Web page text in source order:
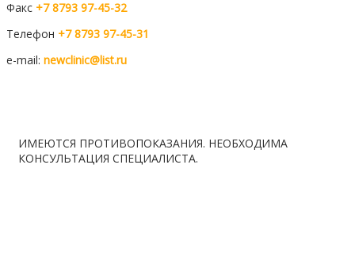
Факс +7 8793 97-45-32
Телефон +7 8793 97-45-31
e-mail: newclinic@list.ru
ИМЕЮТСЯ ПРОТИВОПОКАЗАНИЯ. НЕОБХОДИМА
КОНСУЛЬТАЦИЯ СПЕЦИАЛИСТА.